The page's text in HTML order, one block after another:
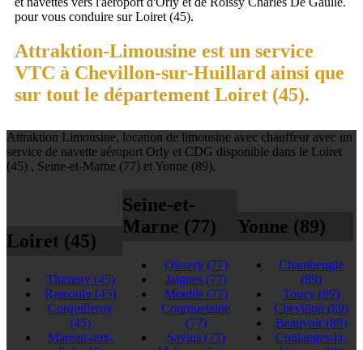
pour vous conduire sur Loiret (45).
Attraktion-Limousine est un service
VTC à Chevillon-sur-Huillard ainsi que
sur tout le département Loiret (45).
Attraktion Limousine, location de limousine avec chauffeur avec un
service de navette aéroport Orly et CDG disponible dans le Loiret
(45) , Seine-et-Marne (77) et Yonne (89).
Loiret (45)
Thimory (45)
Ramoulu(45)
Corquilleroy
(45)
Mareau-aux-
Seine-et-
Marne (77)
Oissery (77)
Jaignes (77)
Moutils (77)
Courquetaine
(77)
Savins (77)
Yonne (89)
Chambeugle
(89)
Toucy(89)
Chevillon(89)
Beauvoir(89)
Coulanges-la-